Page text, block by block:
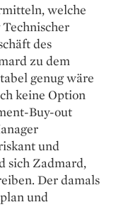
welche
des
zu dem
genug wäre
keine Option
Buy-out
und
sich Zadmard,
Der damals
und